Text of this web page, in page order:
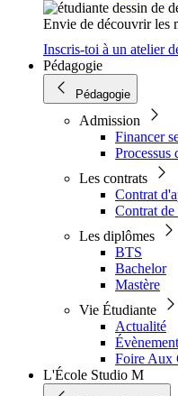
Envie de découvrir les
Inscris-toi à un atelier
Pédagogie
Pédagogie
Admission
Financer
Processus
Les contrats
Contrat
Contrat de
Les diplômes
BTS
Bachelor
Mastère
Vie Étudiante
Actualité
Foire Aux
L'École Studio M